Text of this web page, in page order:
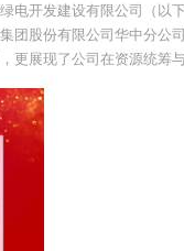
电开发建设有限公司（以
团股份有限公司华中分公
更展现了公司在资源统筹